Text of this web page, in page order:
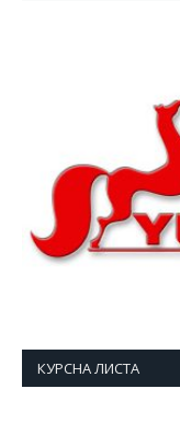
КУРСНА ЛИСТА